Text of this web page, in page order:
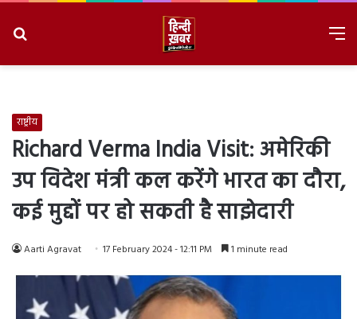
राष्ट्रीय
Richard Verma India Visit: अमेरिकी
उप विदेश मंत्री कल करेंगे भारत का दौरा,
कई मुद्दों पर हो सकती है साझेदारी
Aarti Agravat 17 February 2024 - 12:11 PM 1 minute read